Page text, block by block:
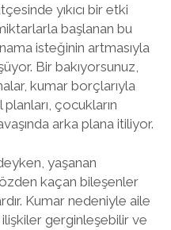
yıkıcı bir etki
başlanan bu
isteğinin artmasıyla
Bir bakıyorsunuz,
kumar borçlarıyla
çocukların
arka plana itiliyor.
yaşanan
kaçan bileşenler
Kumar nedeniyle aile
gerginleşebilir ve